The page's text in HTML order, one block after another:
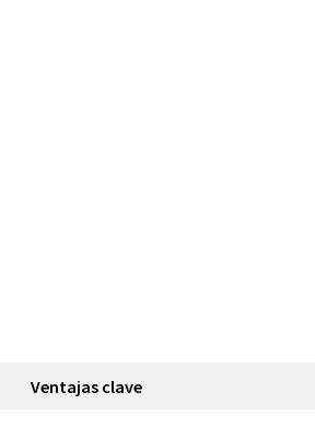
Ventajas clave